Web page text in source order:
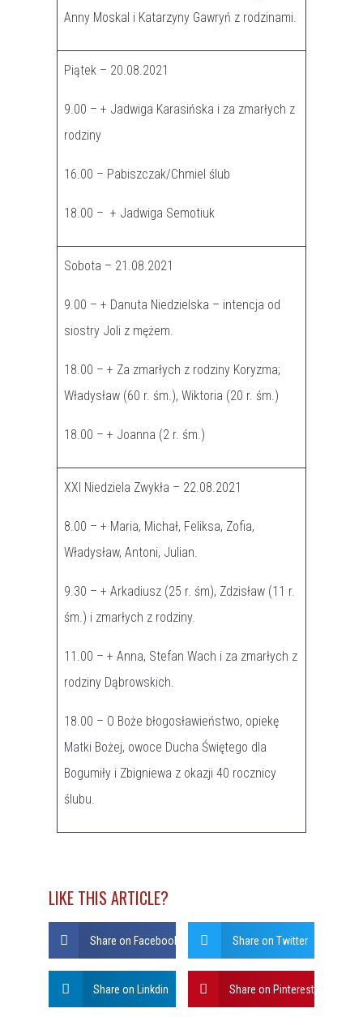
Anny Moskal i Katarzyny Gawryń z rodzinami.
Piątek – 20.08.2021
9.00 – + Jadwiga Karasińska i za zmarłych z
rodziny
16.00 – Pabiszczak/Chmiel ślub
18.00 – + Jadwiga Semotiuk
Sobota – 21.08.2021
9.00 – + Danuta Niedzielska – intencja od
siostry Joli z mężem.
18.00 – + Za zmarłych z rodziny Koryzma;
Władysław (60 r. śm.), Wiktoria (20 r. śm.)
18.00 – + Joanna (2 r. śm.)
XXI Niedziela Zwykła – 22.08.2021
8.00 – + Maria, Michał, Feliksa, Zofia,
Władysław, Antoni, Julian.
9.30 – + Arkadiusz (25 r. śm), Zdzisław (11 r.
śm.) i zmarłych z rodziny.
11.00 – + Anna, Stefan Wach i za zmarłych z
rodziny Dąbrowskich.
18.00 – O Boże błogosławieństwo, opiekę
Matki Bożej, owoce Ducha Świętego dla
Bogumiły i Zbigniewa z okazji 40 rocznicy
ślubu.
LIKE THIS ARTICLE?
Share on Facebook Share on Twitter
Share on Linkdin Share on Pinterest